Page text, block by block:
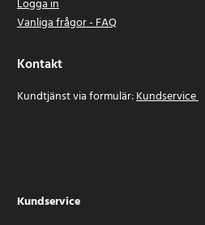
Logga in
Vanliga frågor - FAQ
Kontakt
Kundtjänst via formulär:Kundservice
Kundservice